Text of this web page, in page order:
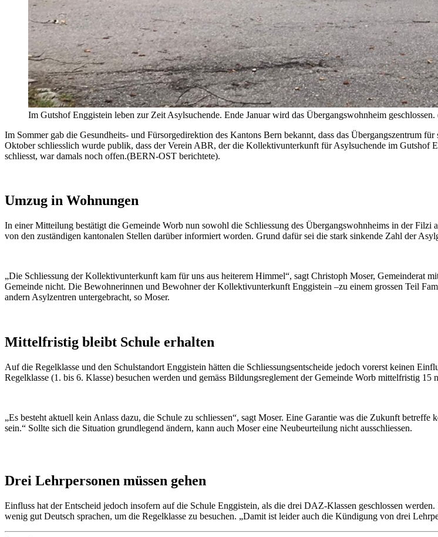
Im Gutshof Enggistein leben zur Zeit Asylsuchende. Ende Januar wird das Übergangswohnheim
Im Sommer gab die Gesundheits- und Fürsorgedirektion des Kantons Bern bekannt, dass das Übergangszentrum
Oktober schliesslich wurde publik, dass der Verein ABR, der die Kollektivunterkunft für Asylsuchende im
schliesst, war damals noch offen.(BERN-OST berichtete).
Umzug in Wohnungen
In einer Mitteilung bestätigt die Gemeinde Worb nun sowohl die Schliessung des Übergangswohnheims in der
von den zuständigen kantonalen Stellen darüber informiert worden. Grund dafür sei die stark sinkende Zahl der
„Die Schliessung der Kollektivunterkunft kam für uns aus heiterem Himmel“, sagt Christoph Moser, Gemeinderat
Gemeinde nicht. Die Bewohnerinnen und Bewohner der Kollektivunterkunft Enggistein –zu einem grossen Teil
andern Asylzentren untergebracht, so Moser.
Mittelfristig bleibt Schule erhalten
Auf die Regelklasse und den Schulstandort Enggistein hätten die Schliessungsentscheide jedoch vorerst keinen
Regelklasse (1. bis 6. Klasse) besuchen werden und gemäss Bildungsreglement der Gemeinde Worb mittelfristig 15
„Es besteht aktuell kein Anlass dazu, die Schule zu schliessen“, sagt Moser. Eine Garantie was die Zukunft
sein.“ Sollte sich die Situation grundlegend ändern, kann auch Moser eine Neubeurteilung nicht ausschliessen.
Drei Lehrpersonen müssen gehen
Einfluss hat der Entscheid jedoch insofern auf die Schule Enggistein, als die drei DAZ-Klassen geschlossen
wenig gut Deutsch sprachen, um die Regelklasse zu besuchen. „Damit ist leider auch die Kündigung von drei